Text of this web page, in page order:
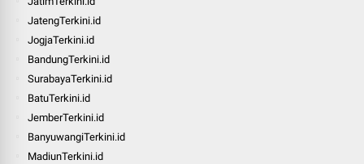
JatengTerkini.id
JogjaTerkini.id
BandungTerkini.id
SurabayaTerkini.id
BatuTerkini.id
JemberTerkini.id
BanyuwangiTerkini.id
MadiunTerkini.id